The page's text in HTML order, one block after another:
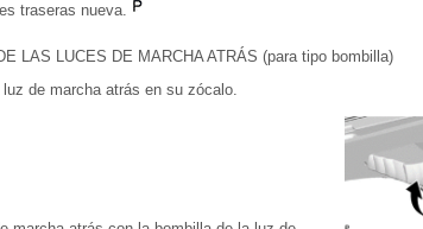
traseras nueva.
LAS LUCES DE MARCHA ATRÁS (para tipo bombilla)
de marcha atrás en su zócalo.